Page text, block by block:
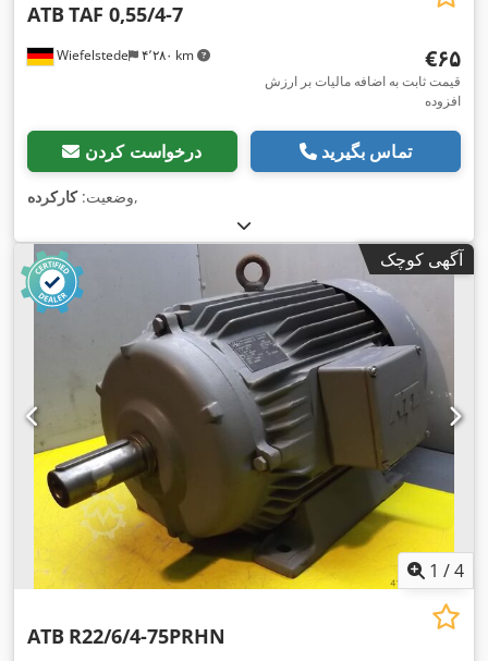
Wiefelstede ۴٬۲۸۰ km
ATB TAF 0,55/4-7
‎€۶۵
قیمت ثابت به اضافه مالیات بر ارزش
افزوده
درخواست کردن تماس بگیرید
وضعیت:کارکرده ,
آگهی کوچک
1 /4
ATB R22/6/4-75PRHN